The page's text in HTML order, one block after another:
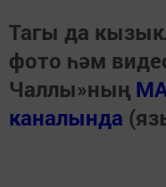
Тагы да
фото һәм
Чаллы»ның
каналында